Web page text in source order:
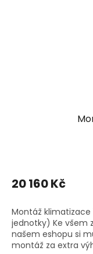
20 160 Kč
Montáž klimatizace
jednotky) Ke všem
našem eshopu si
montáž za extra